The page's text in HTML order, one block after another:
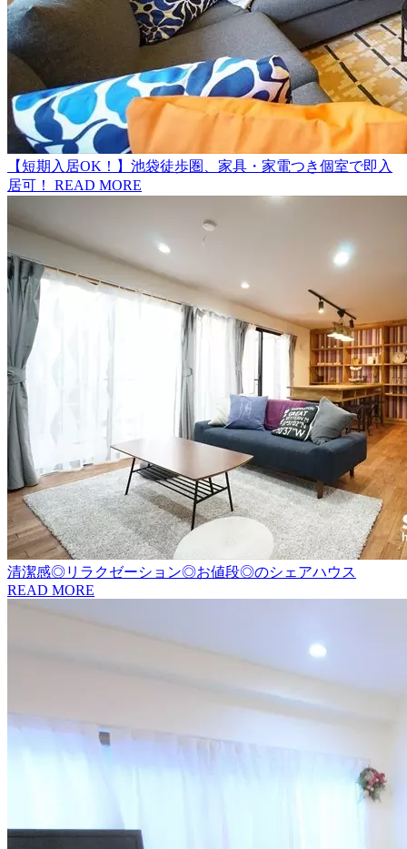
【短期入居OK！】池袋徒歩圏、家具・家電つき個室で即入
居可！
READ MORE
清潔感◎リラクゼーション◎お値段◎のシェアハウス
READ MORE